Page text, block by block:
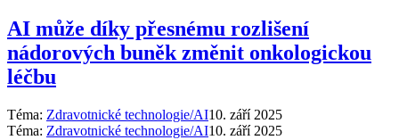
AI může díky přesnému rozlišení
nádorových buněk změnit onkologickou
léčbu
Téma: Zdravotnické technologie/AI10. září 2025
Téma: Zdravotnické technologie/AI10. září 2025